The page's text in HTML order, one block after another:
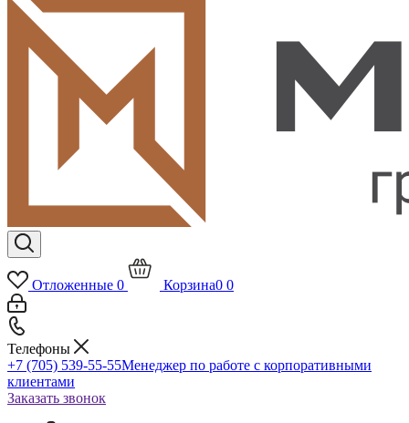
Отложенные 0 Корзина0 0
Телефоны
+7 (705) 539-55-55Менеджер по работе с корпоративными
клиентами
Заказать звонок